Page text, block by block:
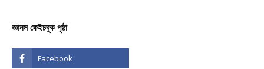
জ্ঞানম ফেইচবুক পৃষ্ঠা